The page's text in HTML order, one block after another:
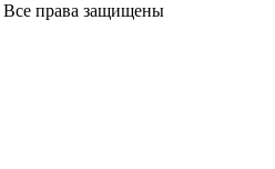
Все права защищены